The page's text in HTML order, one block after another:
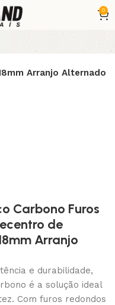
0
Arranjo Alternado
Carbono Furos
de
Arranjo
e durabilidade,
é a solução ideal
Com furos redondos